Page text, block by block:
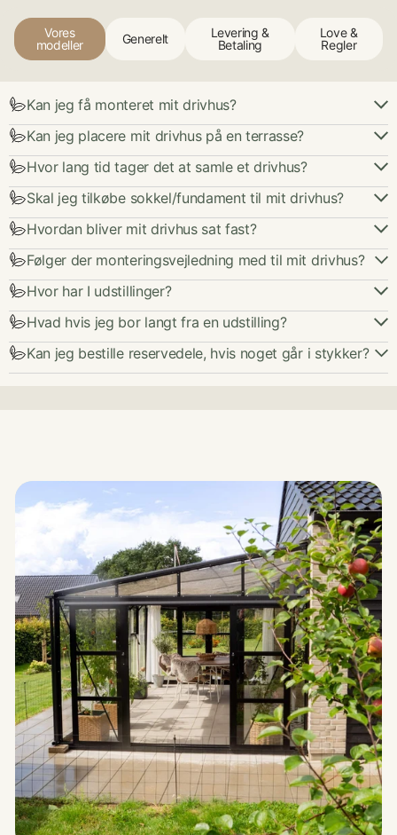
Vores
modeller
Generelt
Levering &
Betaling
Love &
Regler
Kan jeg få monteret mit drivhus?
Kan jeg placere mit drivhus på en terrasse?
Hvor lang tid tager det at samle et drivhus?
Skal jeg tilkøbe sokkel/fundament til mit drivhus?
Hvordan bliver mit drivhus sat fast?
Følger der monteringsvejledning med til mit drivhus?
Hvor har I udstillinger?
Hvad hvis jeg bor langt fra en udstilling?
Kan jeg bestille reservedele, hvis noget går i stykker?